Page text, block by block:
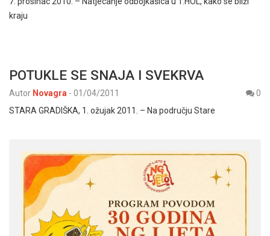
kraju
POTUKLE SE SNAJA I SVEKRVA
Autor Novagra - 01/04/2011
0
STARA GRADIŠKA, 1. ožujak 2011. – Na području Stare